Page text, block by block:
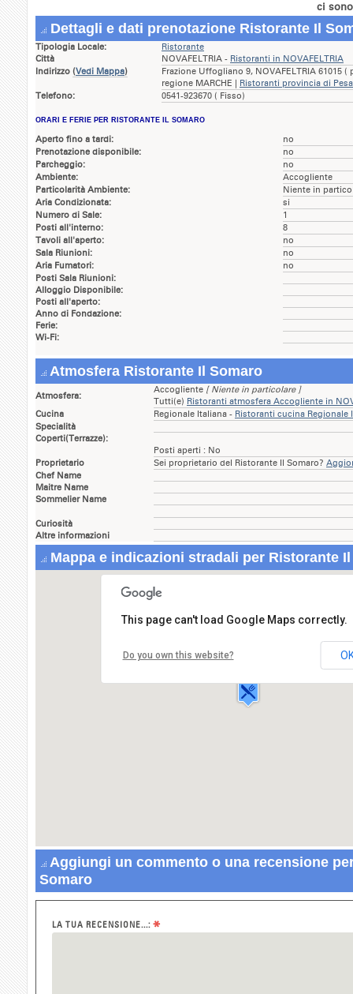
ci
Dettagli e dati prenotazione Ristorante Il
Tipologia Locale:
Ristorante
Città
NOVAFELTRIA - Ristoranti in NOVAFELTRIA
Indirizzo (Vedi Mappa)
Frazione Uffogliano 9, NOVAFELTRIA 61015
regione MARCHE | Ristoranti provincia di
Telefono:
0541-923670 ( Fisso)
ORARI E FERIE PER RISTORANTE IL SOMARO
Aperto fino a tardi:
no
Prenotazione disponibile:
no
Parcheggio:
no
Ambiente:
Accogliente
Particolarità Ambiente:
Niente in
Aria Condizionata:
si
Numero di Sale:
1
Posti all'interno:
8
Tavoli all'aperto:
no
Sala Riunioni:
no
Aria Fumatori:
no
Posti Sala Riunioni:
Alloggio Disponibile:
Posti all'aperto:
Anno di Fondazione:
Ferie:
Wi-Fi:
Atmosfera Ristorante Il Somaro
Atmosfera:
Accogliente [ Niente in particolare ]
Tutti(e) Ristoranti atmosfera Accogliente in
Cucina
Regionale Italiana - Ristoranti cucina Regionale
Specialità
Coperti(Terrazze):
Posti aperti : No
Proprietario
Sei proprietario del Ristorante Il Somaro?
Chef Name
Maitre Name
Sommelier Name
Curiosità
Altre informazioni
Mappa e indicazioni stradali per Ristorante
Frazione Uffogliano,9
61015 NOVAFELTRIA
This page can't load Google Maps correctly.
Do you own this website?
Aggiungi un commento o una recensione
Somaro
LA TUA RECENSIONE...: *